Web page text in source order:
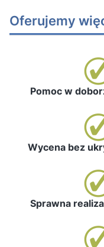
Oferujemy
Pomoc w
Wycena bez
Sprawna